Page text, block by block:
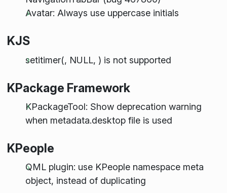
Avatar: Always use uppercase initials
KJS
setitimer(, NULL, ) is not supported
KPackage Framework
KPackageTool: Show deprecation warning
when metadata.desktop file is used
KPeople
QML plugin: use KPeople namespace meta
object, instead of duplicating